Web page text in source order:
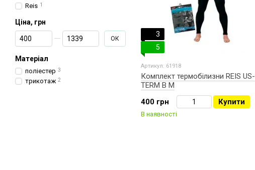
3
5
Артикул: 61918
Комплект термобілизни REIS US-
TERM B M
400 грн
Купити
В наявності
Reis 1
Ціна, грн
От Ціна, грн
До Ціна, грн ОК
Матеріал
поліестер 3
трикотаж 2